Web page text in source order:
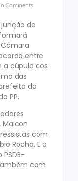
Comments
junção do
entre
a cúpula dos
das
da
PP.
Maicon
com
Rocha. É a
com